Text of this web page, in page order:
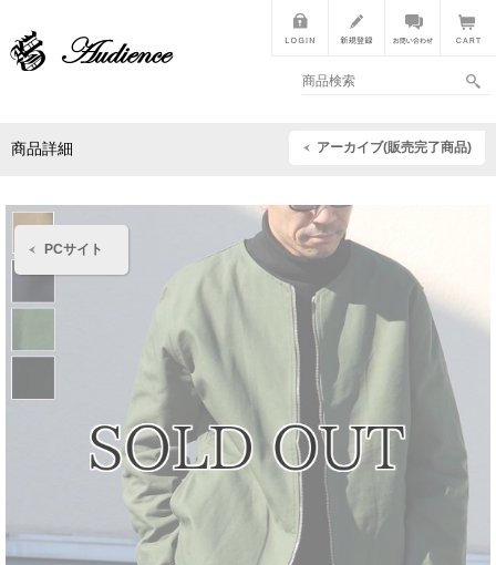
PCサイト
商品詳細 アーカイブ(販売完了商品)